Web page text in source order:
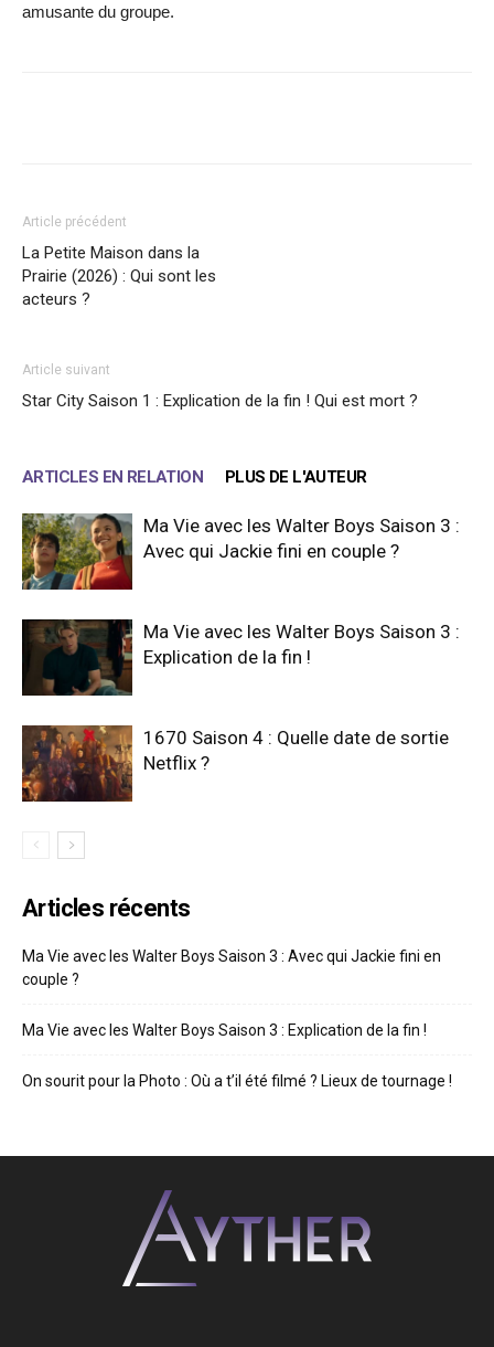
amusante du groupe.
Article précédent
La Petite Maison dans la
Prairie (2026) : Qui sont les
acteurs ?
Article suivant
Star City Saison 1 : Explication de la fin ! Qui est mort ?
ARTICLES EN RELATION PLUS DE L'AUTEUR
Ma Vie avec les Walter Boys Saison 3 :
Avec qui Jackie fini en couple ?
Ma Vie avec les Walter Boys Saison 3 :
Explication de la fin !
1670 Saison 4 : Quelle date de sortie
Netflix ?
Articles récents
Ma Vie avec les Walter Boys Saison 3 : Avec qui Jackie fini en
couple ?
Ma Vie avec les Walter Boys Saison 3 : Explication de la fin !
On sourit pour la Photo : Où a t’il été filmé ? Lieux de tournage !